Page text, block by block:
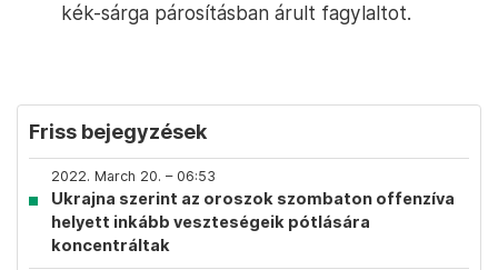
kék-sárga párosításban árult fagylaltot.
Friss bejegyzések
2022. March 20. – 06:53
Ukrajna szerint az oroszok szombaton offenzíva
helyett inkább veszteségeik pótlására
koncentráltak